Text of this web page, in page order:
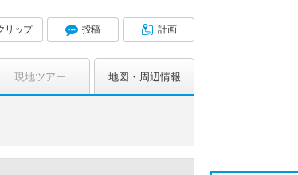
リップ 投稿 計画
現地ツアー 地図 周辺情報